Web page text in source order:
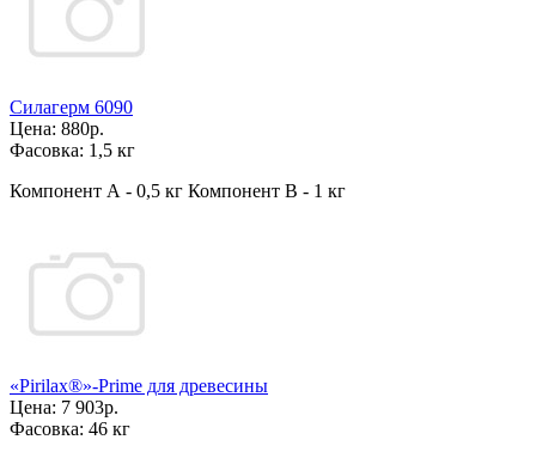
Силагерм 6090
Цена: 880р.
Фасовка: 1,5 кг
Компонент А - 0,5 кг Компонент В - 1 кг
«Pirilax®»-Prime для древесины
Цена: 7 903р.
Фасовка: 46 кг